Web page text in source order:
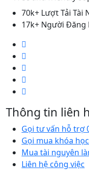
70k+ Lượt Tải Tài
17k+ Người Đăng
Thông tin liên
Gọi tư vấn hỗ trợ
Gọi mua khóa
Mua tài nguyên
Liên hệ công việc